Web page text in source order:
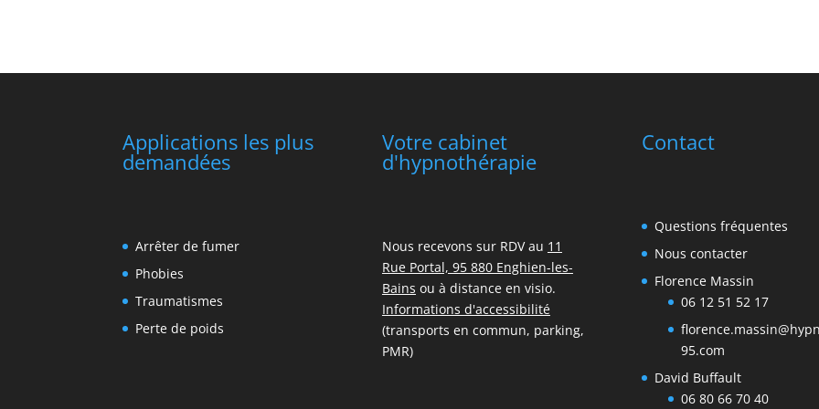
Applications les plus
demandées
Arrêter de fumer
Phobies
Traumatismes
Perte de poids
Votre cabinet
d'hypnothérapie
Nous recevons sur RDV au 11
Rue Portal, 95 880 Enghien-les-
Bains ou à distance en visio.
Informations d'accessibilité
(transports en commun, parking,
PMR)
Contact
Questions fréquentes
Nous contacter
Florence Massin
06 12 51 52 17
95.com
David Buffault
06 80 66 70 40